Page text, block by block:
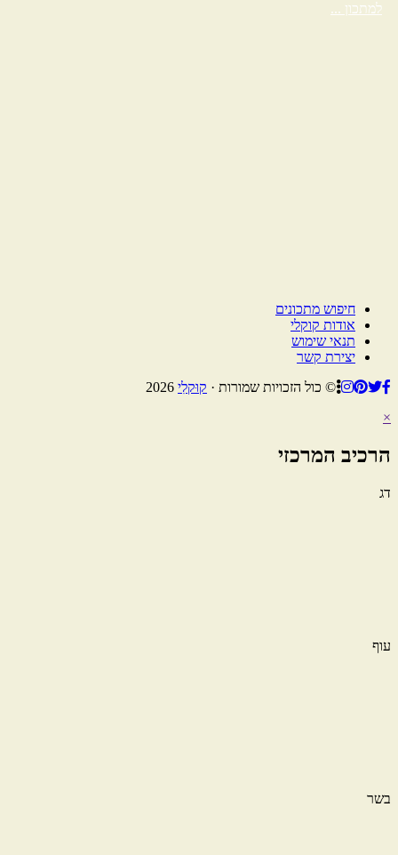
למתכון ...
חיפוש מתכונים
אודות קוקלי
תנאי שימוש
יצירת קשר
© כול הזכויות שמורות · קוּקלִי
×
הרכיב המרכזי
דג
עוף
בשר